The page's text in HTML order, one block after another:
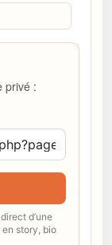
privé :
d’une
story, bio